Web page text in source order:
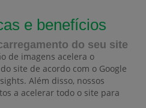
e benefícios
do seu site
de imagens acelera o
site de acordo com o Google
Além disso, nossos
a acelerar todo o site para